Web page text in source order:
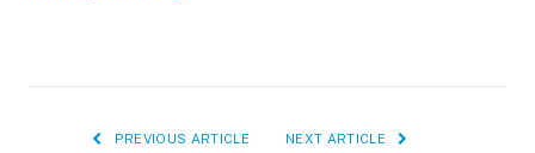
PREVIOUS ARTICLE NEXT ARTICLE